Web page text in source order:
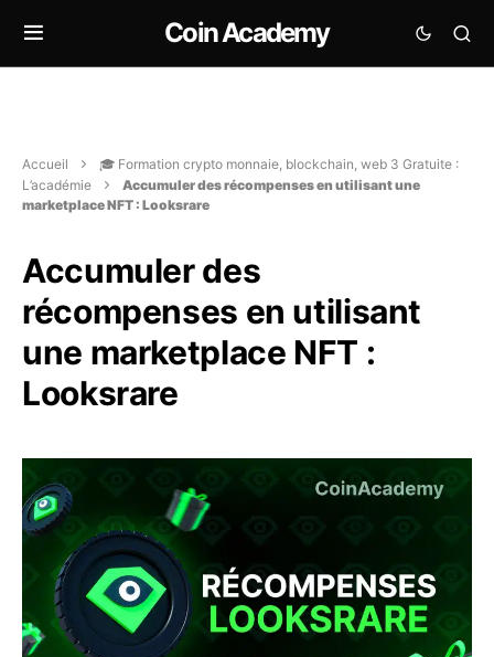
Coin Academy
Accueil
🎓 Formation crypto monnaie, blockchain, web 3 Gratuite :
L’académie
Accumuler des récompenses en utilisant une
marketplace NFT : Looksrare
Accumuler des
récompenses en utilisant
une marketplace NFT :
Looksrare